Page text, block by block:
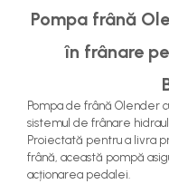
Pompa frână
în frânare
Pompa de frână Olender
sistemul de frânare
Proiectată pentru a livra
frână, această pompă
acționarea pedalei.